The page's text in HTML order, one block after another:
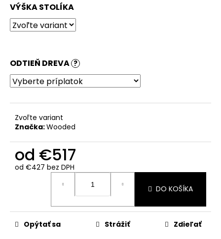
VÝŠKA STOLÍKA
ODTIEŇ DREVA ?
Zvoľte variant
Značka:Wooded
od €517
od €427 bez DPH
Jednotková
DO KOŠÍKA
Opýtať sa Strážiť Zdieľať